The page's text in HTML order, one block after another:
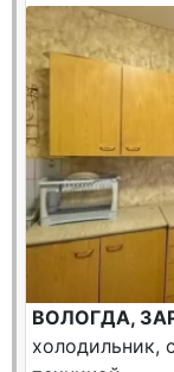
ВОЛОГДА,
холодильник,